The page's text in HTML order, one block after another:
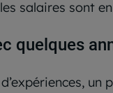
salaires sont
quelques